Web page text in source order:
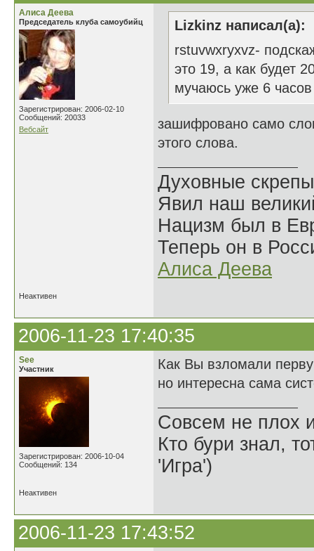
Алиса Деева
Председатель клуба самоубийц
Зарегистрирован: 2006-02-10
Сообщений: 20033
Вебсайт
Lizkinz написал(а):
rstuvwxryxvz-
это 19, а как будет
мучаюсь уже 6 часов
зашифровано само
этого слова.
Духовные
Явил наш
Нацизм был в
Теперь он в
Алиса Деева
Неактивен
2006-11-23 17:40:35
See
Участник
Зарегистрирован: 2006-10-04
Сообщений: 134
Как Вы взломали
но интересна сама
Совсем не плох
Кто бури знал,
'Игра')
Неактивен
2006-11-23 17:43:52